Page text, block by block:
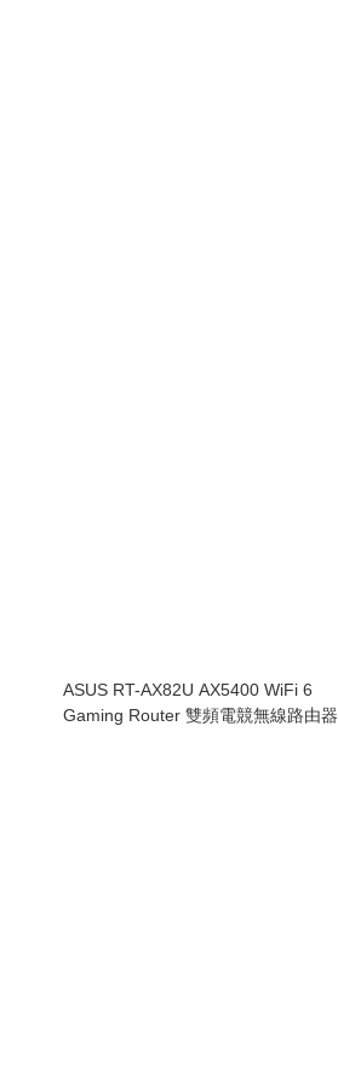
ASUS RT-AX82U AX5400 WiFi 6
Gaming Router 雙頻電競無線路由器